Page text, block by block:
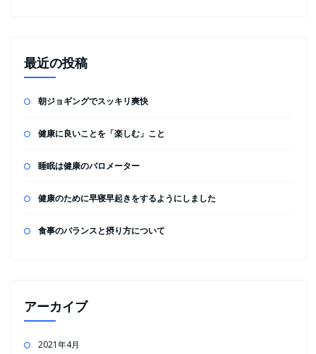
最近の投稿
朝ジョギングでスッキリ爽快
健康に良いことを「楽しむ」こと
睡眠は健康のバロメーター
健康のために早寝早起きをするようにしました
食事のバランスと摂り方について
アーカイブ
2021年4月